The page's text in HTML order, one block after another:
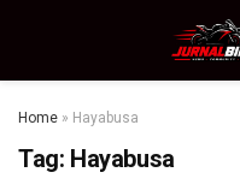
Home » Hayabusa
Tag: Hayabusa